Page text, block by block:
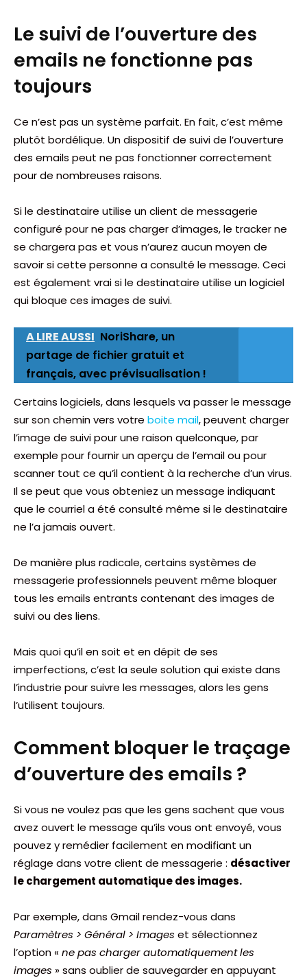
Le suivi de l’ouverture des
emails ne fonctionne pas
toujours
Ce n’est pas un système parfait. En fait, c’est même
plutôt bordélique. Un dispositif de suivi de l’ouverture
des emails peut ne pas fonctionner correctement
pour de nombreuses raisons.
Si le destinataire utilise un client de messagerie
configuré pour ne pas charger d’images, le tracker ne
se chargera pas et vous n’aurez aucun moyen de
savoir si cette personne a consulté le message. Ceci
est également vrai si le destinataire utilise un logiciel
qui bloque ces images de suivi.
A LIRE AUSSI NoriShare, un
partage de fichier gratuit et
français, avec prévisualisation !
Certains logiciels, dans lesquels va passer le message
sur son chemin vers votre boite mail, peuvent charger
l’image de suivi pour une raison quelconque, par
exemple pour fournir un aperçu de l’email ou pour
scanner tout ce qu’il contient à la recherche d’un virus.
Il se peut que vous obteniez un message indiquant
que le courriel a été consulté même si le destinataire
ne l’a jamais ouvert.
De manière plus radicale, certains systèmes de
messagerie professionnels peuvent même bloquer
tous les emails entrants contenant des images de
suivi ou des liens.
Mais quoi qu’il en soit et en dépit de ses
imperfections, c’est la seule solution qui existe dans
l’industrie pour suivre les messages, alors les gens
l’utilisent toujours.
Comment bloquer le traçage
d’ouverture des emails ?
Si vous ne voulez pas que les gens sachent que vous
avez ouvert le message qu’ils vous ont envoyé, vous
pouvez y remédier facilement en modifiant un
réglage dans votre client de messagerie : désactiver
le chargement automatique des images.
Par exemple, dans Gmail rendez-vous dans
Paramètres > Général > Images et sélectionnez
l’option « ne pas charger automatiquement les
images » sans oublier de sauvegarder en appuyant